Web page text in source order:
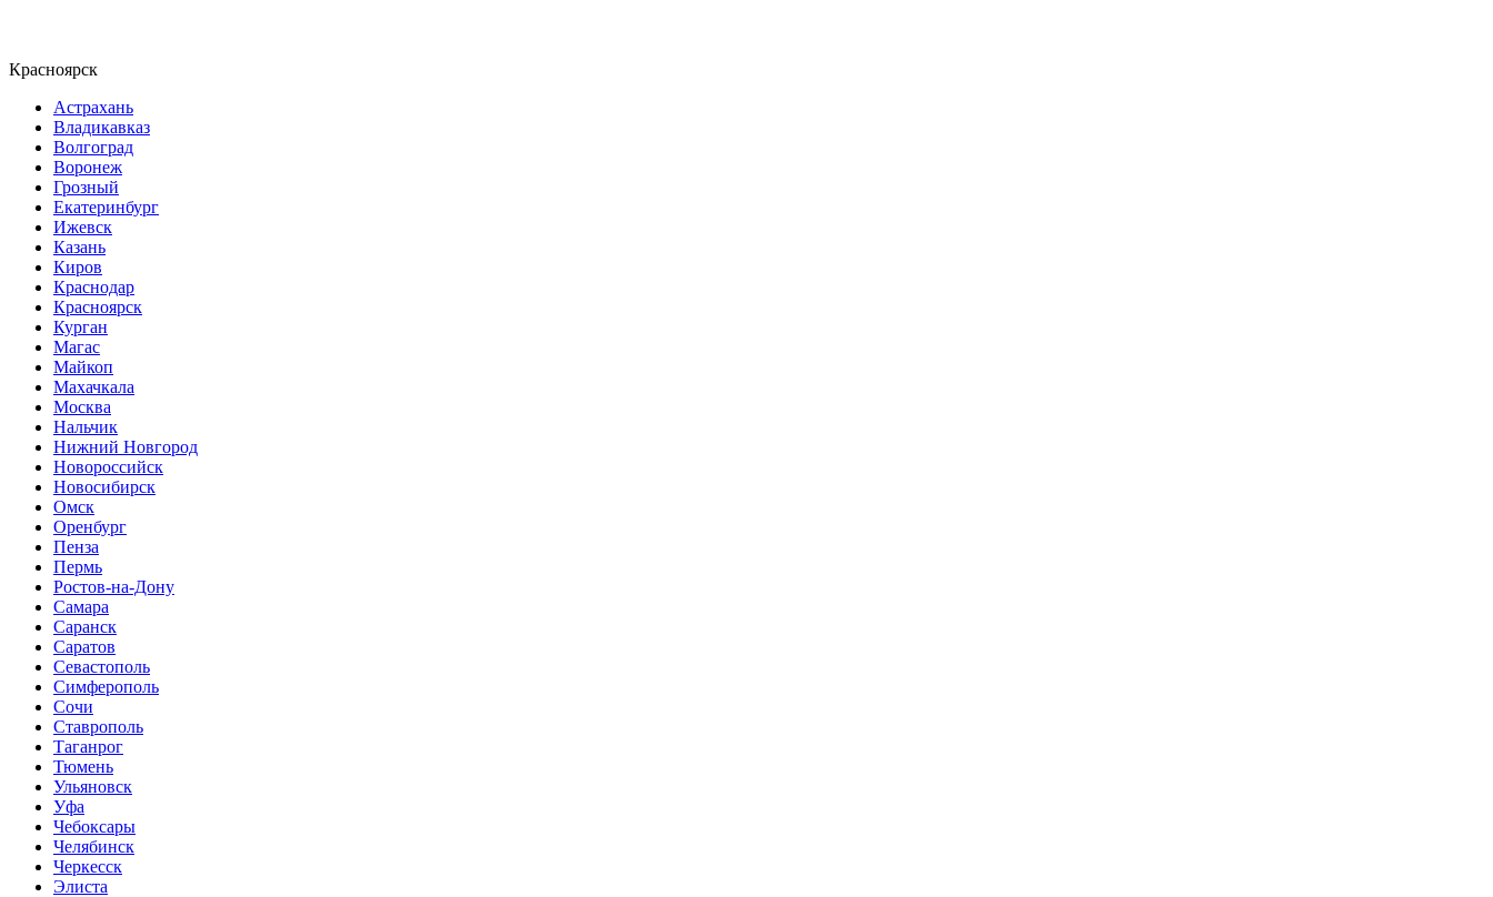
Красноярск
Астрахань
Владикавказ
Волгоград
Воронеж
Грозный
Екатеринбург
Ижевск
Казань
Киров
Краснодар
Красноярск
Курган
Магас
Майкоп
Махачкала
Москва
Нальчик
Нижний Новгород
Новороссийск
Новосибирск
Омск
Оренбург
Пенза
Пермь
Ростов-на-Дону
Самара
Саранск
Саратов
Севастополь
Симферополь
Сочи
Ставрополь
Таганрог
Тюмень
Ульяновск
Уфа
Чебоксары
Челябинск
Черкесск
Элиста